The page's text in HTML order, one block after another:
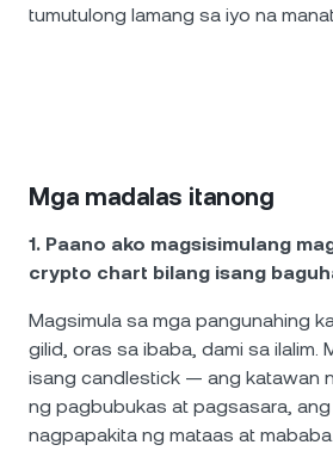
tumutulong lamang sa iyo na
Mga madalas itanong
1. Paano ako magsisimulang
crypto chart bilang isang
Magsimula sa mga pangunahing
gilid, oras sa ibaba, dami sa ilalim.
isang candlestick — ang katawan
ng pagbubukas at pagsasara,
nagpapakita ng mataas at